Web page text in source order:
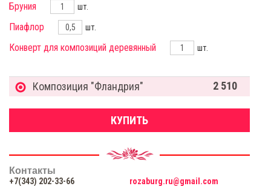
Бруния шт.
Пиафлор шт.
Конверт для композиций деревянный шт.
Композиция "Фландрия" 2 510
КУПИТЬ
Контакты
+7(343) 202-33-66 rozaburg.ru@gmail.com